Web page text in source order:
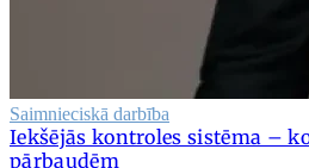
Saimnieciskā darbība
Iekšējās kontroles sistēma –
pārbaudēm